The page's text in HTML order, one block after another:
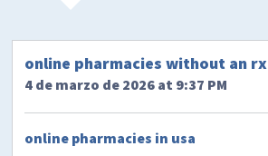
online pharmacies without an rx
4 de marzo de 2026 at 9:37 PM
online pharmacies in usa